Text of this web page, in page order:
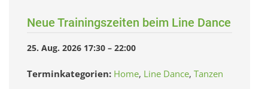
Neue Trainingszeiten beim Line Dance
25. Aug. 2026 17:30 – 22:00
Terminkategorien: Home, Line Dance, Tanzen